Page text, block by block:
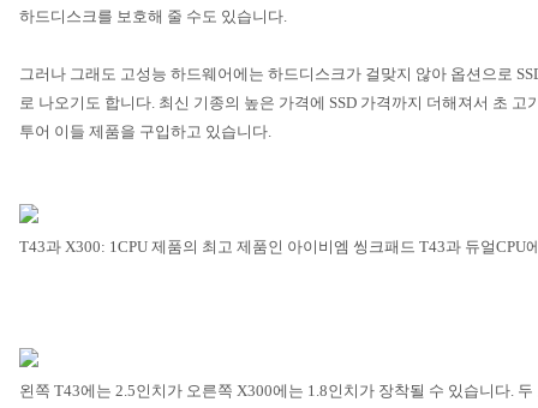
하드디스크를 보호해 줄 수도 있습니다
그러나 그래도 고성능 하드웨어에는 하드디스크가 걸맞지 않아 옵션으로
로 나오기도 합니다 최신 기종의 높은 가격에 SSD 가격까지 더해져서 초 고
투어 이들 제품을 구입하고 있습니다
T43과 X300: 1CPU 제품의 최고 제품인 아이비엠 씽크패드 T43과 듀얼CPU
왼쪽 T43에는 2.5인치가 오른쪽 X300에는 1.8인치가 장착될 수 있습니다 두